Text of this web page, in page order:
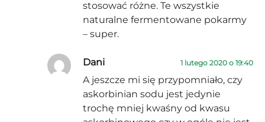
stosować różne. Te wszystkie
naturalne fermentowane pokarmy
– super.
Dani 1 lutego 2020 o 19:40
A jeszcze mi się przypomniało, czy
askorbinian sodu jest jedynie
trochę mniej kwaśny od kwasu